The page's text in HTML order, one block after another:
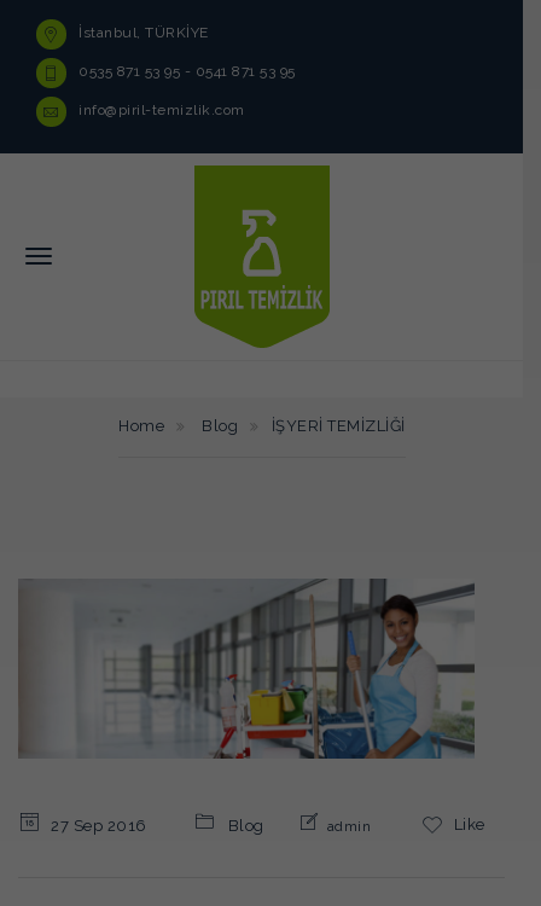
İstanbul, TÜRKİYE
0535 871 53 95 - 0541 871 53 95
info@piril-temizlik.com
Home Blog İŞYERİ TEMİZLİĞİ
27 Sep 2016 Blog admin Like